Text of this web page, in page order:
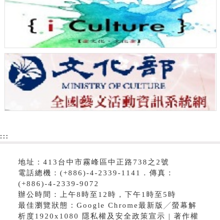
:::
地址：413台中市霧峰區中正路738之2號
電話總機：(+886)-4-2339-1141．傳真：
(+886)-4-2339-9072
辦公時間：上午8時至12時，下午1時至5時
最佳瀏覽狀態：Google Chrome最新版╱螢幕解
析度1920x1080 隱私權及安全政策宣示 | 著作權